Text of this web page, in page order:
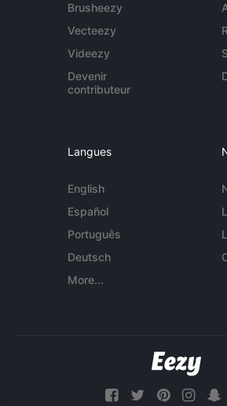
Brusheezy
Vecteezy
Videezy
Devenir
contributeur
Langues
English
Español
Português
Deutsch
More...